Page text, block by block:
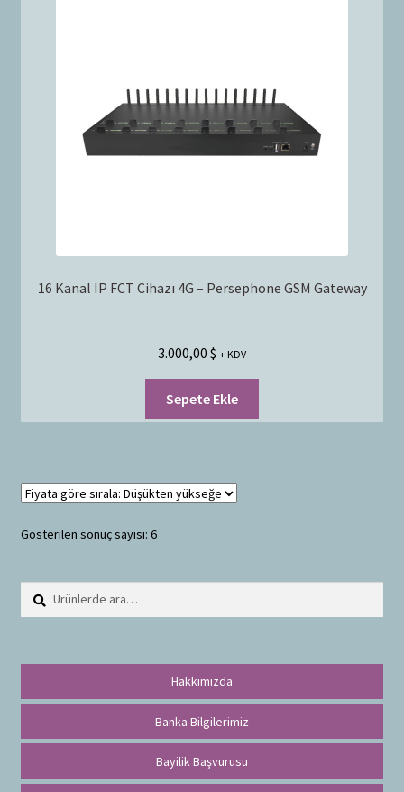
16 Kanal IP FCT Cihazı 4G – Persephone GSM Gateway
3.000,00 $ + KDV
Sepete Ekle
Gösterilen sonuç sayısı: 6
Ara:
Hakkımızda
Banka Bilgilerimiz
Bayilik Başvurusu